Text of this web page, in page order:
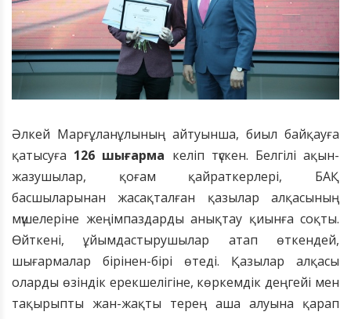
Әлкей Марғұланұлының айтуынша, биыл байқауға
қатысуға 126 шығарма келіп түскен. Белгілі ақын-
жазушылар, қоғам қайраткерлері, БАҚ
басшыларынан жасақталған қазылар алқасының
мүшелеріне жеңімпаздарды анықтау қиынға соқты.
Өйткені, ұйымдастырушылар атап өткендей,
шығармалар бірінен-бірі өтеді. Қазылар алқасы
оларды өзіндік ерекшелігіне, көркемдік деңгейі мен
тақырыпты жан-жақты терең аша алуына қарап